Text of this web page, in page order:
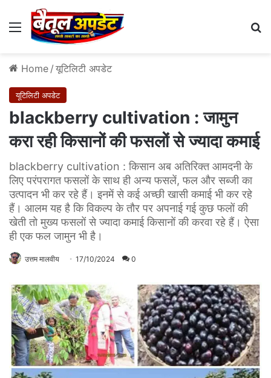
Menu
Home / यूटिलिटी अपडेट
यूटिलिटी अपडेट
blackberry cultivation : जामुन
करा रही किसानों की फसलों से ज्यादा कमाई
blackberry cultivation : किसान अब अतिरिक्त आमदनी के
लिए परंपरागत फसलों के साथ ही अन्य फसलें, फल और सब्जी का
उत्पादन भी कर रहे हैं। इनमें से कई अच्छी खासी कमाई भी कर रहे
हैं। आलम यह है कि विकल्प के तौर पर अपनाई गई कुछ फलों की
खेती तो मुख्य फसलों से ज्यादा कमाई किसानों की करवा रहे हैं। ऐसा
ही एक फल जामुन भी है।
उत्तम मालवीय 17/10/2024 0